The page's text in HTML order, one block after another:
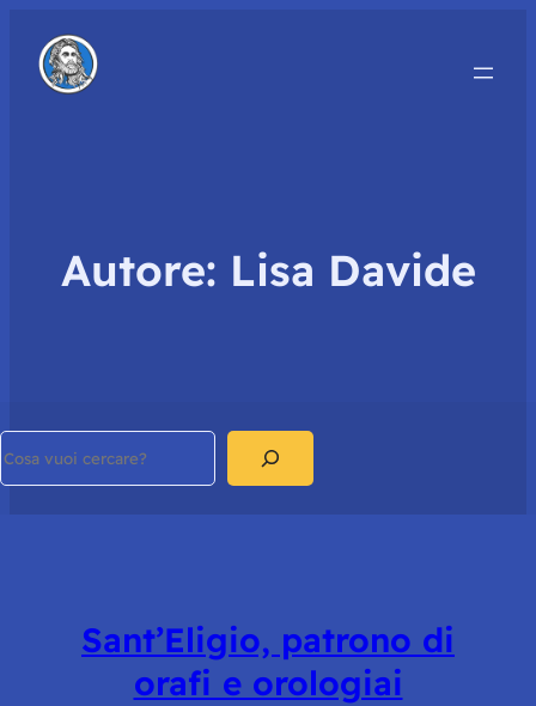
Autore: Lisa Davide
Sant’Eligio, patrono di
orafi e orologiai